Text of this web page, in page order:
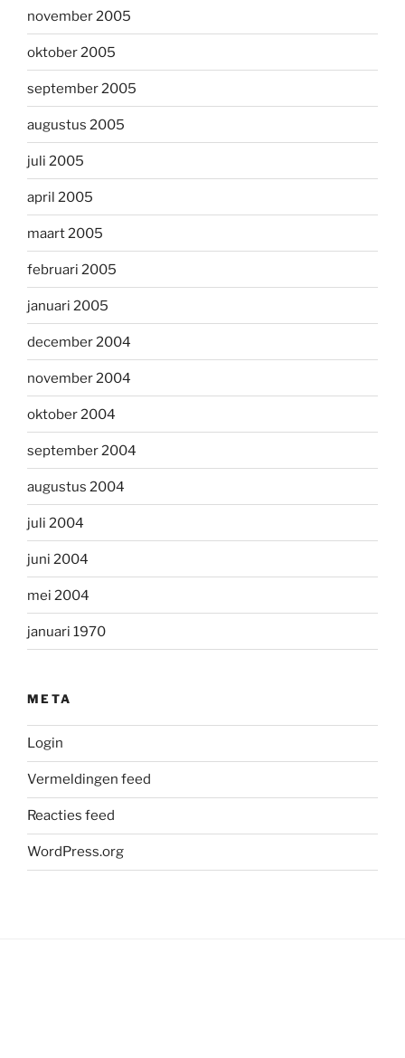
november 2005
oktober 2005
september 2005
augustus 2005
juli 2005
april 2005
maart 2005
februari 2005
januari 2005
december 2004
november 2004
oktober 2004
september 2004
augustus 2004
juli 2004
juni 2004
mei 2004
januari 1970
META
Login
Vermeldingen feed
Reacties feed
WordPress.org